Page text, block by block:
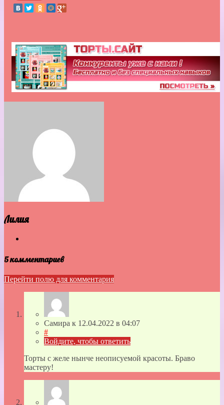
Лилия
5 комментариев
Перейти полю для комментария
Самира к 12.04.2022 в 04:07
#
Войдите, чтобы ответить
Торты с желе нынче неописуемой красоты. Браво
мастеру!